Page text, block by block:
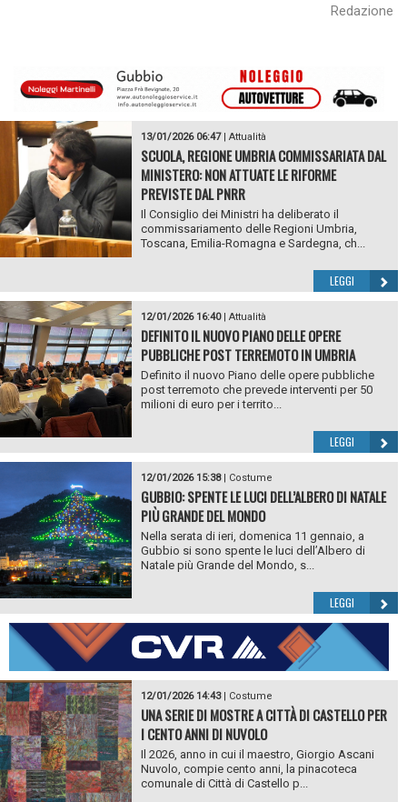
Redazione
13/01/2026 06:47| Attualità
SCUOLA, REGIONE UMBRIA COMMISSARIATA DAL
MINISTERO: NON ATTUATE LE RIFORME
PREVISTE DAL PNRR
Il Consiglio dei Ministri ha deliberato il
commissariamento delle Regioni Umbria,
Toscana, Emilia-Romagna e Sardegna, ch...
LEGGI
12/01/2026 16:40| Attualità
DEFINITO IL NUOVO PIANO DELLE OPERE
PUBBLICHE POST TERREMOTO IN UMBRIA
Definito il nuovo Piano delle opere pubbliche
post terremoto che prevede interventi per 50
milioni di euro per i territo...
LEGGI
12/01/2026 15:38| Costume
GUBBIO: SPENTE LE LUCI DELL’ALBERO DI NATALE
PIÙ GRANDE DEL MONDO
Nella serata di ieri, domenica 11 gennaio, a
Gubbio si sono spente le luci dell’Albero di
Natale più Grande del Mondo, s...
LEGGI
12/01/2026 14:43| Costume
UNA SERIE DI MOSTRE A CITTÀ DI CASTELLO PER
I CENTO ANNI DI NUVOLO
Il 2026, anno in cui il maestro, Giorgio Ascani
Nuvolo, compie cento anni, la pinacoteca
comunale di Città di Castello p...